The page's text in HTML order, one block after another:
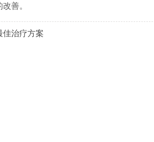
善。
佳治疗方案